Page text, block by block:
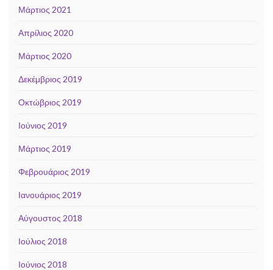
Μάρτιος 2021
Απρίλιος 2020
Μάρτιος 2020
Δεκέμβριος 2019
Οκτώβριος 2019
Ιούνιος 2019
Μάρτιος 2019
Φεβρουάριος 2019
Ιανουάριος 2019
Αύγουστος 2018
Ιούλιος 2018
Ιούνιος 2018